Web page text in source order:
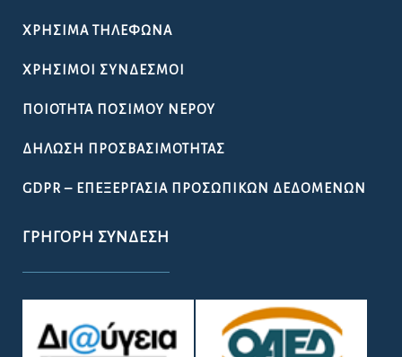
ΧΡΉΣΙΜΑ ΤΗΛΈΦΩΝΑ
ΧΡΉΣΙΜΟΙ ΣΎΝΔΕΣΜΟΙ
ΠΟΙΌΤΗΤΑ ΠΌΣΙΜΟΥ ΝΕΡΟΎ
ΔΉΛΩΣΗ ΠΡΟΣΒΑΣΙΜΌΤΗΤΑΣ
GDPR – ΕΠΕΞΕΡΓΑΣΙΑ ΠΡΟΣΩΠΙΚΩΝ ΔΕΔΟΜΕΝΩΝ
ΓΡΉΓΟΡΗ ΣΎΝΔΕΣΗ